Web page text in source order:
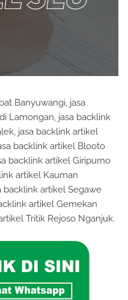
Banyuwangi, jasa
Lamongan, jasa backlink
jasa backlink artikel
backlink artikel Blooto
backlink artikel Giripurno
artikel Kauman
backlink artikel Segawe
artikel Gemekan
Tritik Rejoso Nganjuk.